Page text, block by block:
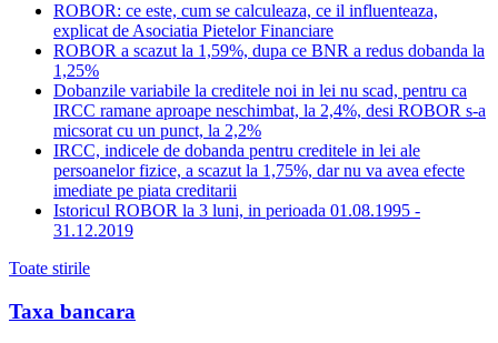
ROBOR: ce este, cum se calculeaza, ce il influenteaza,
explicat de Asociatia Pietelor Financiare
ROBOR a scazut la 1,59%, dupa ce BNR a redus dobanda la
1,25%
Dobanzile variabile la creditele noi in lei nu scad, pentru ca
IRCC ramane aproape neschimbat, la 2,4%, desi ROBOR s-a
micsorat cu un punct, la 2,2%
IRCC, indicele de dobanda pentru creditele in lei ale
persoanelor fizice, a scazut la 1,75%, dar nu va avea efecte
imediate pe piata creditarii
Istoricul ROBOR la 3 luni, in perioada 01.08.1995 -
31.12.2019
Toate stirile
Taxa bancara